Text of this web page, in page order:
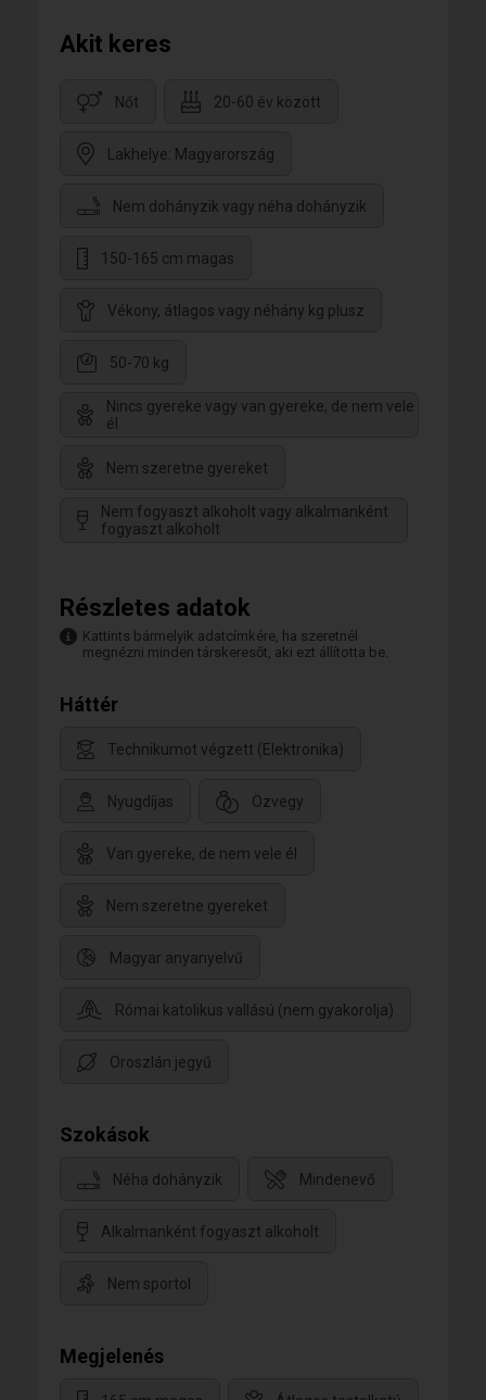
Akit keres
Nőt 20-60 év között
Lakhelye: Magyarország
Nem dohányzik vagy néha dohányzik
150-165 cm magas
Vékony, átlagos vagy néhány kg plusz
50-70 kg
Nincs gyereke vagy van gyereke, de nem vele
él
Nem szeretne gyereket
Nem fogyaszt alkoholt vagy alkalmanként
fogyaszt alkoholt
Részletes adatok
Kattints bármelyik adatcímkére, ha szeretnél
megnézni minden társkeresőt, aki ezt állította be.
Háttér
Technikumot végzett (Elektronika)
Nyugdíjas Özvegy
Van gyereke, de nem vele él
Nem szeretne gyereket
Magyar anyanyelvű
Római katolikus vallású (nem gyakorolja)
Oroszlán jegyű
Szokások
Néha dohányzik Mindenevő
Alkalmanként fogyaszt alkoholt
Nem sportol
Megjelenés